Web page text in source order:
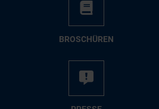
BRO­SCHÜ­REN